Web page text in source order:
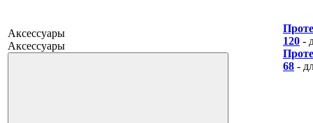
Аксессуары
Аксессуары
120 -
68 -